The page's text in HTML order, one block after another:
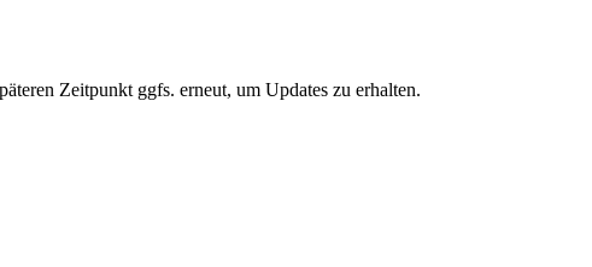
Zeitpunkt ggfs. erneut, um Updates zu erhalten.